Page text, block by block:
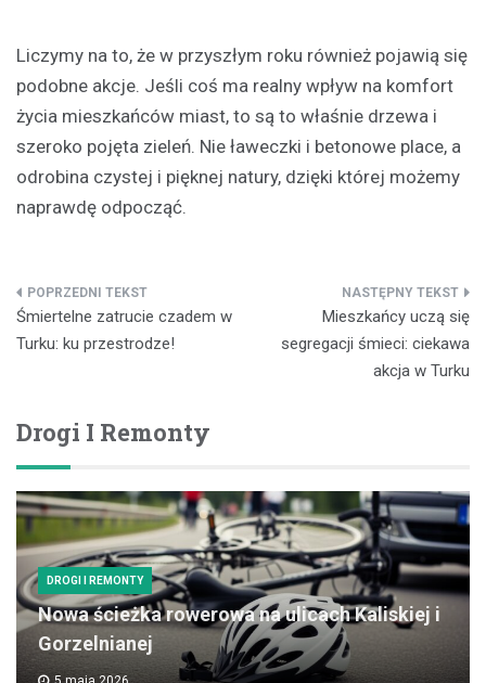
Liczymy na to, że w przyszłym roku również pojawią się
podobne akcje. Jeśli coś ma realny wpływ na komfort
życia mieszkańców miast, to są to właśnie drzewa i
szeroko pojęta zieleń. Nie ławeczki i betonowe place, a
odrobina czystej i pięknej natury, dzięki której możemy
naprawdę odpocząć.
Nawigacja
wpisu
Śmiertelne zatrucie czadem w
Turku: ku przestrodze!
Mieszkańcy uczą się
segregacji śmieci: ciekawa
akcja w Turku
Drogi I Remonty
DROGI I REMONTY
Nowa ścieżka rowerowa na ulicach Kaliskiej i
Gorzelnianej